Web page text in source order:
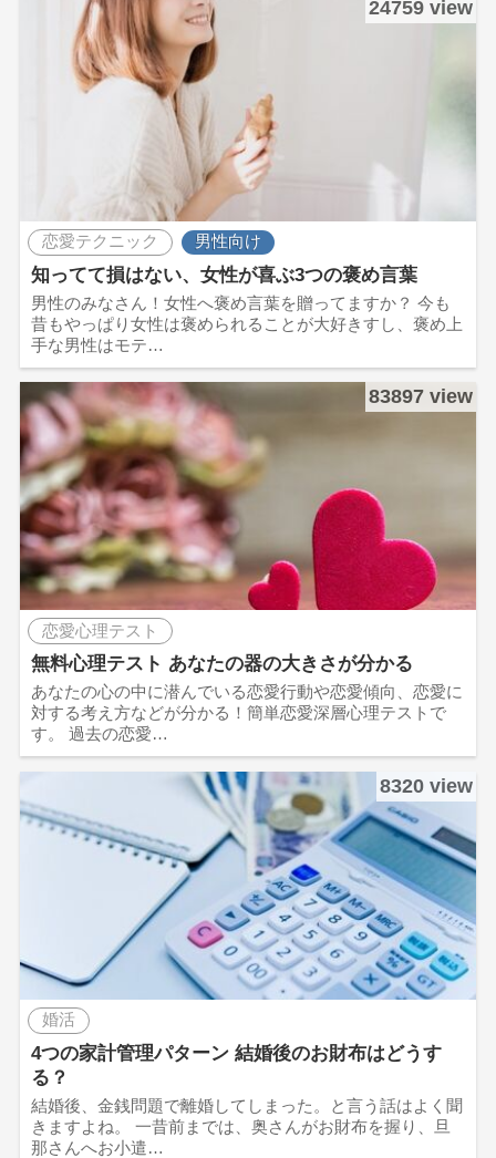
24759 view
恋愛テクニック 男性向け
知ってて損はない、女性が喜ぶ3つの褒め言葉
男性のみなさん！女性へ褒め言葉を贈ってますか？ 今も
昔もやっぱり女性は褒められることが大好きすし、褒め上
手な男性はモテ…
83897 view
恋愛心理テスト
無料心理テスト あなたの器の大きさが分かる
あなたの心の中に潜んでいる恋愛行動や恋愛傾向、恋愛に
対する考え方などが分かる！簡単恋愛深層心理テストで
す。 過去の恋愛…
8320 view
婚活
4つの家計管理パターン 結婚後のお財布はどうす
る？
結婚後、金銭問題で離婚してしまった。と言う話はよく聞
きますよね。 一昔前までは、奥さんがお財布を握り、旦
那さんへお小遣…